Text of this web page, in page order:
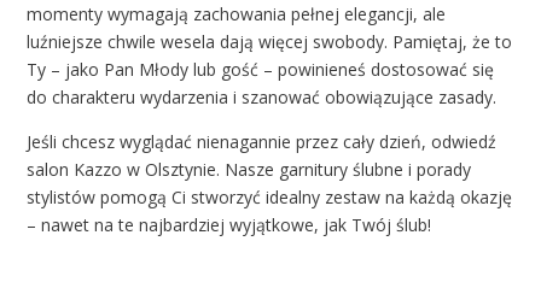
momenty wymagają zachowania pełnej elegancji, ale
luźniejsze chwile wesela dają więcej swobody. Pamiętaj, że to
Ty – jako Pan Młody lub gość – powinieneś dostosować się
do charakteru wydarzenia i szanować obowiązujące zasady.
Jeśli chcesz wyglądać nienagannie przez cały dzień, odwiedź
salon Kazzo w Olsztynie. Nasze garnitury ślubne i porady
stylistów pomogą Ci stworzyć idealny zestaw na każdą okazję
– nawet na te najbardziej wyjątkowe, jak Twój ślub!